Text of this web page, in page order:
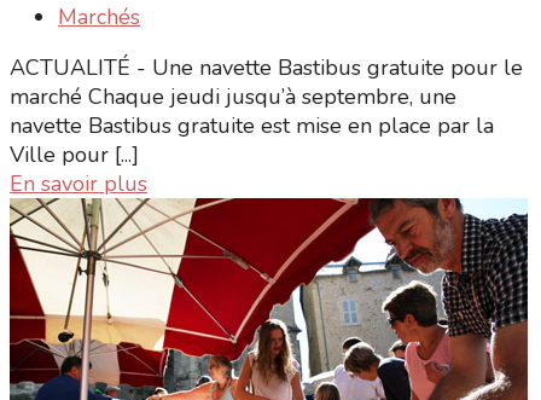
Marchés
ACTUALITÉ - Une navette Bastibus gratuite pour le
marché Chaque jeudi jusqu’à septembre, une
navette Bastibus gratuite est mise en place par la
Ville pour [...]
En savoir plus